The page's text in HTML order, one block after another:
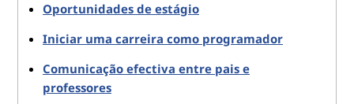
Oportunidades de estágio
Iniciar uma carreira como programador
Comunicação efectiva entre pais e
professores